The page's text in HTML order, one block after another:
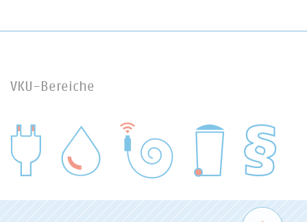
VKU-Bereiche
WASSER/ABWASSER
Zum